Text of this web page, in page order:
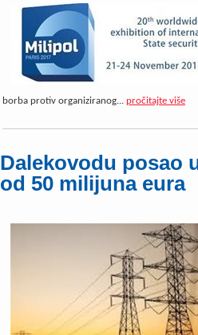
borba protiv organiziranog... pročitajte više
Dalekovodu posao
od 50 milijuna eura